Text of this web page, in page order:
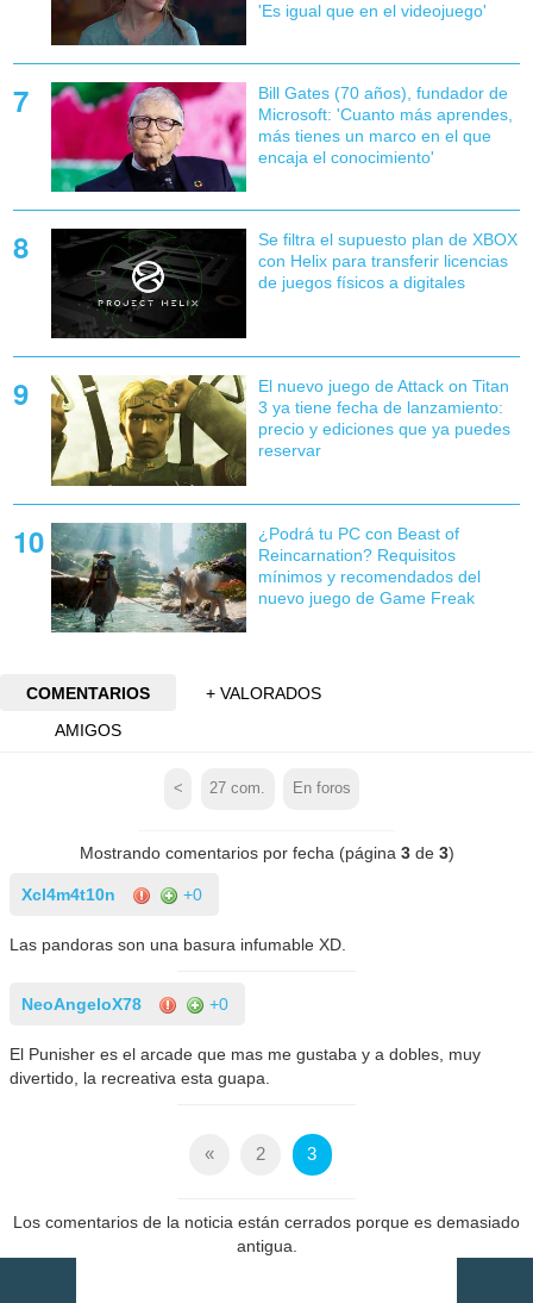
'Es igual que en el videojuego'
Bill Gates (70 años), fundador de
Microsoft: 'Cuanto más aprendes,
más tienes un marco en el que
encaja el conocimiento'
Se filtra el supuesto plan de XBOX
con Helix para transferir licencias
de juegos físicos a digitales
El nuevo juego de Attack on Titan
3 ya tiene fecha de lanzamiento:
precio y ediciones que ya puedes
reservar
¿Podrá tu PC con Beast of
Reincarnation? Requisitos
mínimos y recomendados del
nuevo juego de Game Freak
COMENTARIOS
+ VALORADOS
AMIGOS
< 27 com. En foros
Mostrando comentarios por fecha (página 3de 3)
Xcl4m4t10n +0
Las pandoras son una basura infumable XD.
NeoAngeloX78 +0
El Punisher es el arcade que mas me gustaba y a dobles, muy
divertido, la recreativa esta guapa.
« 2 3
Los comentarios de la noticia están cerrados porque es demasiado
antigua.